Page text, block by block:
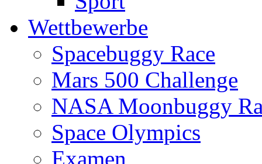
Wettbewerbe
Spacebuggy Race
Mars 500 Challenge
NASA Moonbuggy
Space Olympics
Examen